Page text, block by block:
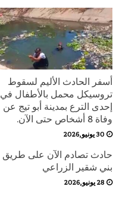
أسفر الحادث الأليم لسقوط
تروسيكل محمل بالأطفال في
إحدى الترع بمدينة أبو تيج عن
وفاة 8 أشخاص حتى الآن.
30 يونيو,2026
حادث تصادم الآن على طريق
بني شقير الزراعي
28 يونيو,2026